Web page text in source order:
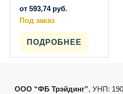
от 593,74 руб.
Под заказ
ПОДРОБНЕЕ
странице
ООО “ФБ Трэйдинг”, УНП: